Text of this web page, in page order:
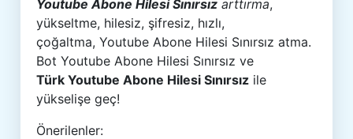
Youtube Abone Hilesi Sınırsız arttırma,
yükseltme, hilesiz, şifresiz, hızlı,
çoğaltma, Youtube Abone Hilesi Sınırsız atma.
Bot Youtube Abone Hilesi Sınırsız ve
Türk Youtube Abone Hilesi Sınırsız ile
yükselişe geç!
Önerilenler: